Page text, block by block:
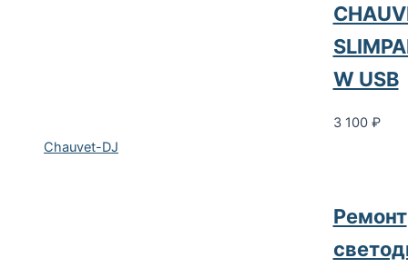
Chauvet-DJ
W USB
3 100 ₽
Ремонт